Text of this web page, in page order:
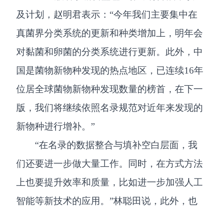
及计划，赵明君表示：“今年我们主要集中在
真菌界分类系统的更新和种类增加上，明年会
对黏菌和卵菌的分类系统进行更新。此外，中
国是菌物新物种发现的热点地区，已连续16年
位居全球菌物新物种发现数量的榜首，在下一
版，我们将继续依照名录规范对近年来发现的
新物种进行增补。”
“在名录的数据整合与填补空白层面，我
们还要进一步做大量工作。同时，在方式方法
上也要提升效率和质量，比如进一步加强人工
智能等新技术的应用。”林聪田说，此外，也